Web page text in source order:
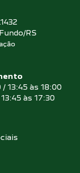
RS
13:45 às 18:00
às 17:30